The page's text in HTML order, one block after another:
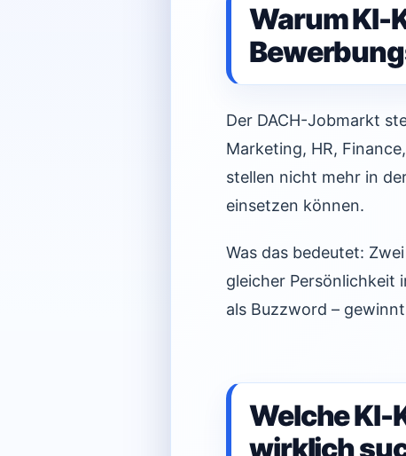
Warum KI-
Der DACH-Jobmarkt
Marketing, HR,
stellen nicht mehr in
einsetzen können.
Was das bedeutet:
gleicher Persönlichkeit
als Buzzword –
Welche
wirklich